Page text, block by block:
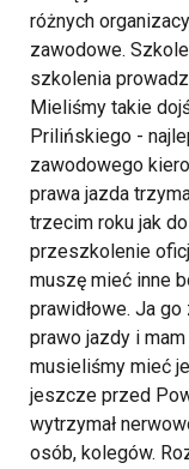
różnych
zawodowe.
szkolenia
Mieliśmy takie
Prilińskiego -
zawodowego
prawa jazda
trzecim roku jak
przeszkolenie
muszę mieć inne
prawidłowe. Ja
prawo jazdy i mam
musieliśmy mieć
jeszcze przed
wytrzymał
osób, kolegów.